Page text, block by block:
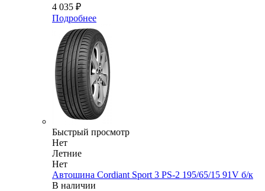
4 035 ₽
Подробнее
Быстрый просмотр
Нет
Летние
Нет
Автошина Cordiant Sport 3 PS-2 195/65/15 91V б/к
В наличии